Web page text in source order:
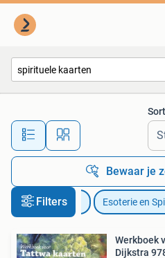
Alle
Bewaar je
Filters
Boeken Esoterie en
Werkboek
Dijkstra